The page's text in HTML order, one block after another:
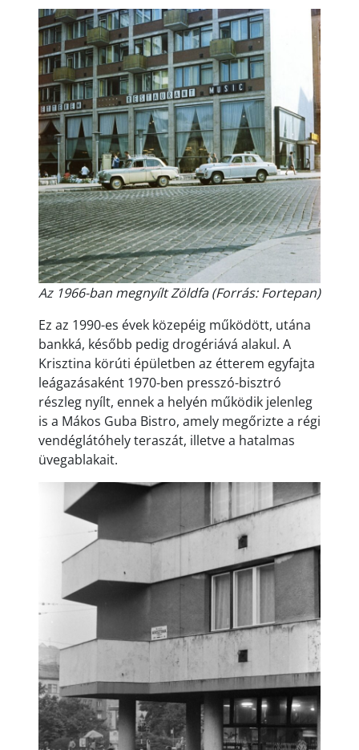
Az 1966-ban megnyílt Zöldfa (Forrás: Fortepan)
Ez az 1990-es évek közepéig működött, utána
bankká, később pedig drogériává alakul. A
Krisztina körúti épületben az étterem egyfajta
leágazásaként 1970-ben presszó-bisztró
részleg nyílt, ennek a helyén működik jelenleg
is a Mákos Guba Bistro, amely megőrizte a régi
vendéglátóhely teraszát, illetve a hatalmas
üvegablakait.